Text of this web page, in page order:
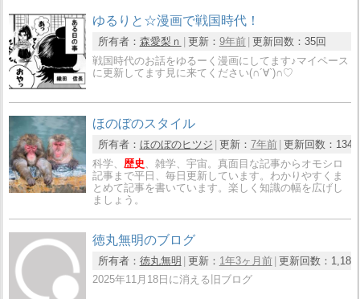
ゆるりと☆漫画で戦国時代！
所有者： 森愛梨ｎ 更新： 9年前 更新回数： 35回
戦国時代のお話をゆるーく漫画にしてます♪マイペース
に更新してます見に来てください(∩´∀`)∩♡
ほのぼのスタイル
所有者： ほのぼのヒツジ 更新： 7年前 更新回数： 134
科学、 歴史 、雑学、宇宙。真面目な記事からオモシロ
記事まで平日、毎日更新しています。わかりやすくま
とめて記事を書いています。楽しく知識の幅を広げし
ましょう。
徳丸無明のブログ
所有者： 徳丸無明 更新： 1年3ヶ月前 更新回数： 1,188
2025年11月18日に消える旧ブログ